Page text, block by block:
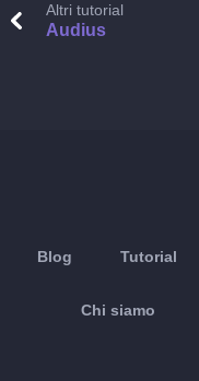
Altri tutorial
Audius
Blog Tutorial
Chi siamo